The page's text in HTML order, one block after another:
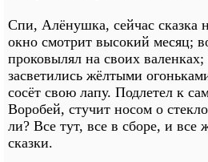
Спи, Алёнушка, сейчас сказка
окно смотрит высокий месяц;
проковылял на своих валенках;
засветились жёлтыми
сосёт свою лапу. Подлетел к
Воробей, стучит носом о
ли? Все тут, все в сборе, и
сказки.